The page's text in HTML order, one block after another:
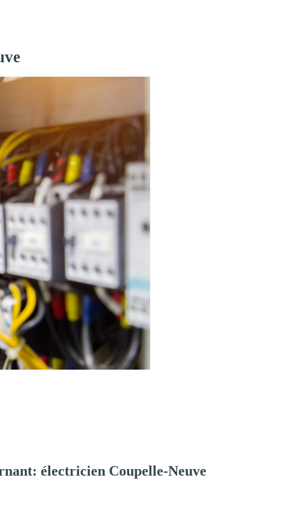
électricien Coupelle-Neuve